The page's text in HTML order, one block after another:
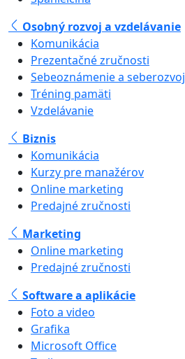
Osobný rozvoj a vzdelávanie
Komunikácia
Prezentačné zručnosti
Sebeoznámenie a seberozvoj
Tréning pamäti
Vzdelávanie
Biznis
Komunikácia
Kurzy pre manažérov
Online marketing
Predajné zručnosti
Marketing
Online marketing
Predajné zručnosti
Software a aplikácie
Foto a video
Grafika
Microsoft Office